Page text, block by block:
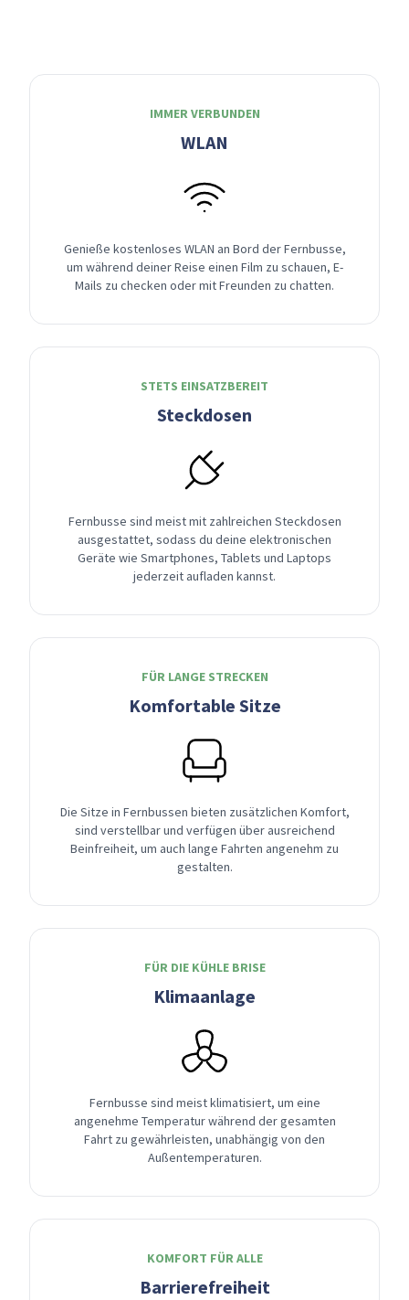
IMMER VERBUNDEN
WLAN
Genieße kostenloses WLAN an Bord der Fernbusse,
um während deiner Reise einen Film zu schauen, E-
Mails zu checken oder mit Freunden zu chatten.
STETS EINSATZBEREIT
Steckdosen
Fernbusse sind meist mit zahlreichen Steckdosen
ausgestattet, sodass du deine elektronischen
Geräte wie Smartphones, Tablets und Laptops
jederzeit aufladen kannst.
FÜR LANGE STRECKEN
Komfortable Sitze
Die Sitze in Fernbussen bieten zusätzlichen Komfort,
sind verstellbar und verfügen über ausreichend
Beinfreiheit, um auch lange Fahrten angenehm zu
gestalten.
FÜR DIE KÜHLE BRISE
Klimaanlage
Fernbusse sind meist klimatisiert, um eine
angenehme Temperatur während der gesamten
Fahrt zu gewährleisten, unabhängig von den
Außentemperaturen.
KOMFORT FÜR ALLE
Barrierefreiheit